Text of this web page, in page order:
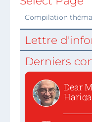
Compilation
Lettre
Derniers
Dear